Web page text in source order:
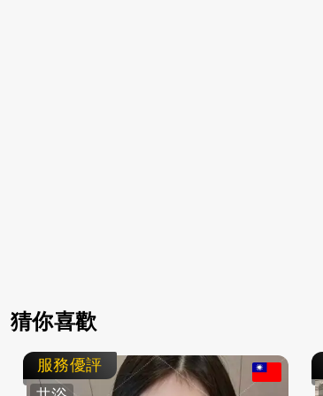
猜你喜歡
服務優評